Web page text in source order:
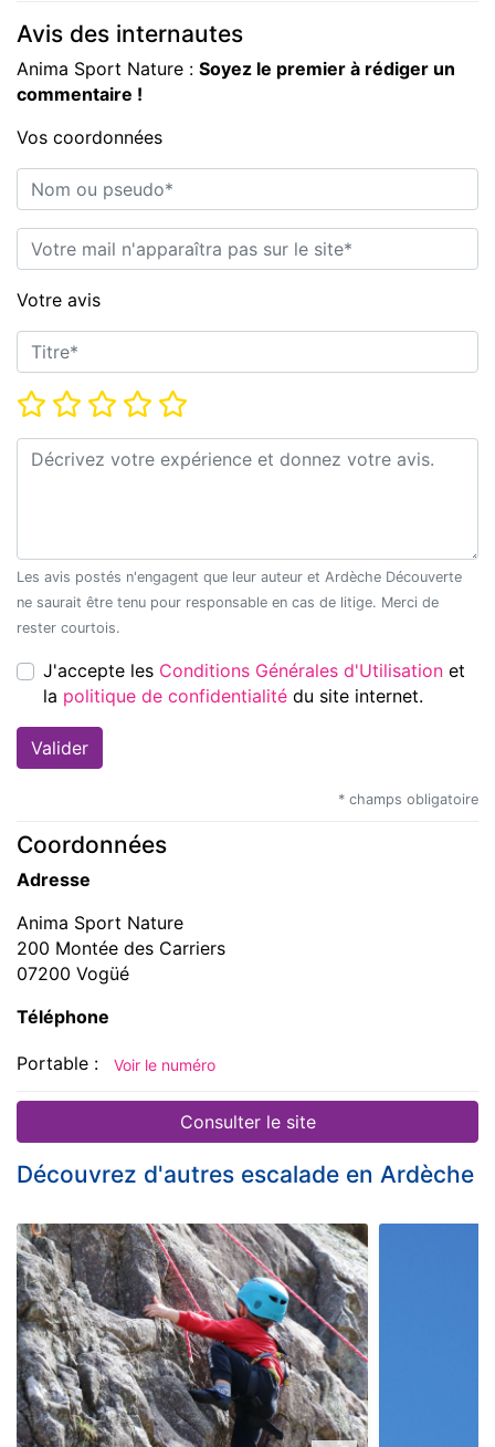
Avis des internautes
Anima Sport Nature : Soyez le premier à rédiger un
commentaire !
Vos coordonnées
Nom ou pseudo*
E-mail*
Votre avis
Titre*
Note*
Commentaire*
Les avis postés n'engagent que leur auteur et Ardèche Découverte
ne saurait être tenu pour responsable en cas de litige. Merci de
rester courtois.
J'accepte les Conditions Générales d'Utilisation et
la
politique de confidentialité du site internet.
* champs obligatoire
Coordonnées
Adresse
Anima Sport Nature
200 Montée des Carriers
07200 Vogüé
Téléphone
Portable : Voir le numéro
Consulter le site
Découvrez d'autres escalade en Ardèche